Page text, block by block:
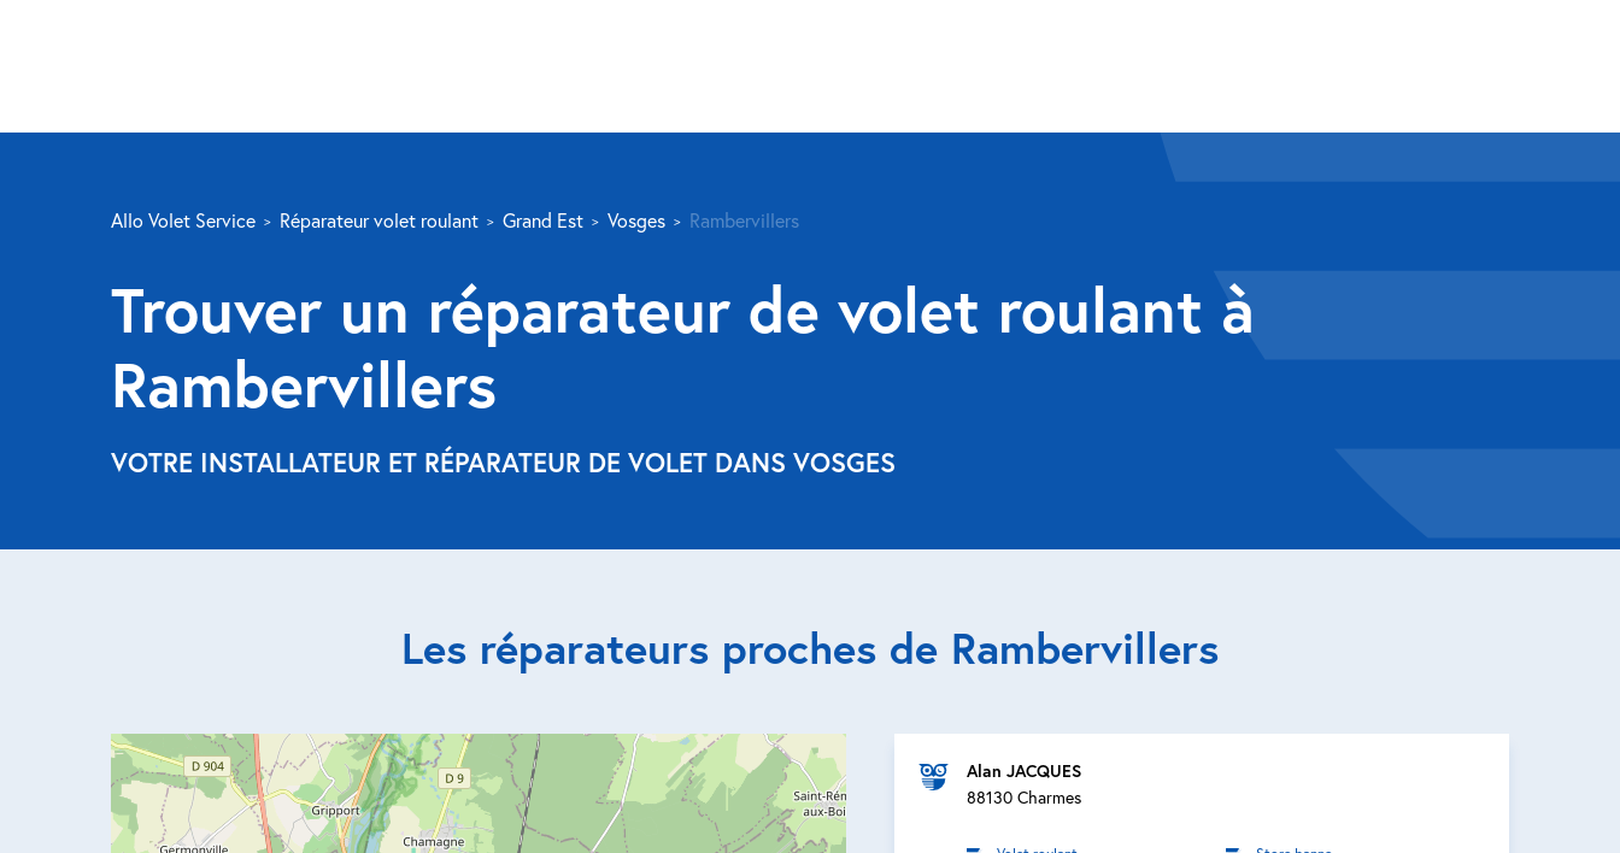
Allo Volet Service Réparateur volet roulant Grand Est Vosges Rambervillers
Trouver un réparateur de volet roulant à
Rambervillers
VOTRE INSTALLATEUR ET RÉPARATEUR DE VOLET DANS VOSGES
Les réparateurs proches de Rambervillers
Alan JACQUES
88130 Charmes